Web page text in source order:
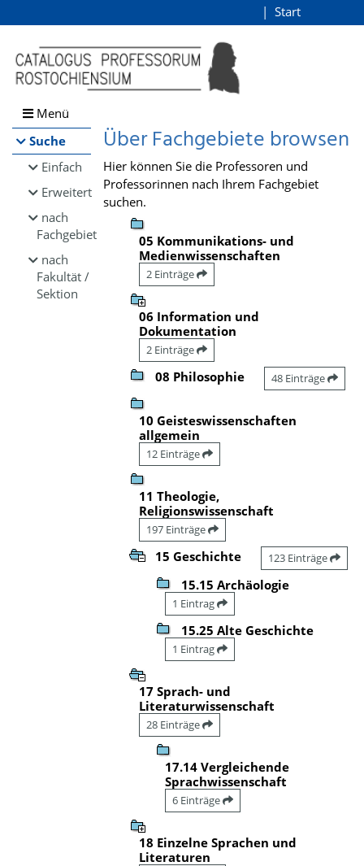
Browsen
direkt zum Inhalt
Start
Menü
Suche
Einfach
Erweitert
nach
Fachgebiet
nach
Fakultät /
Sektion
Über Fachgebiete browsen
Hier können Sie die Professoren und
Professorinnen nach Ihrem Fachgebiet
suchen.
05 Kommunikations- und
Medienwissenschaften
2 Einträge
06 Information und
Dokumentation
2 Einträge
08 Philosophie 48 Einträge
10 Geisteswissenschaften
allgemein
12 Einträge
11 Theologie,
Religionswissenschaft
197 Einträge
15 Geschichte 123 Einträge
15.15 Archäologie
1 Eintrag
15.25 Alte Geschichte
1 Eintrag
17 Sprach- und
Literaturwissenschaft
28 Einträge
17.14 Vergleichende
Sprachwissenschaft
6 Einträge
18 Einzelne Sprachen und
Literaturen